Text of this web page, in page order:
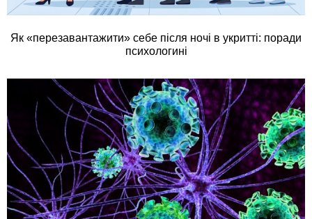
Як «перезавантажити» себе після ночі в укритті: поради
психологині